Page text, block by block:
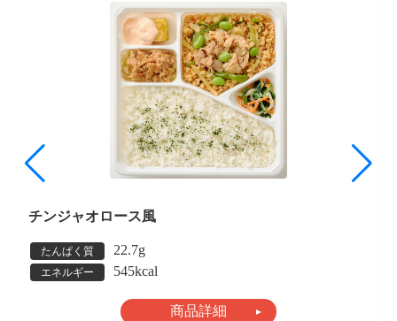
チンジャオロース風
たんぱく質 22.7g
エネルギー 545kcal
商品詳細